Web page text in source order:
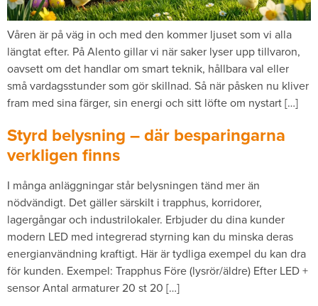
Våren är på väg in och med den kommer ljuset som vi alla
längtat efter. På Alento gillar vi när saker lyser upp tillvaron,
oavsett om det handlar om smart teknik, hållbara val eller
små vardagsstunder som gör skillnad. Så när påsken nu kliver
fram med sina färger, sin energi och sitt löfte om nystart […]
Styrd belysning – där besparingarna
verkligen finns
I många anläggningar står belysningen tänd mer än
nödvändigt. Det gäller särskilt i trapphus, korridorer,
lagergångar och industrilokaler. Erbjuder du dina kunder
modern LED med integrerad styrning kan du minska deras
energianvändning kraftigt. Här är tydliga exempel du kan dra
för kunden. Exempel: Trapphus Före (lysrör/äldre) Efter LED +
sensor Antal armaturer 20 st 20 […]